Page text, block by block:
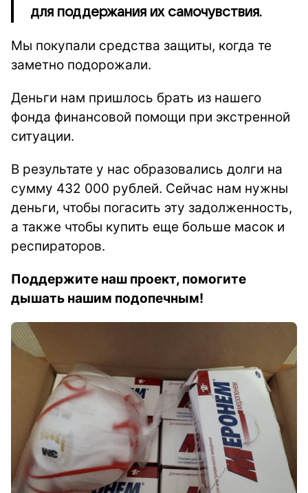
для поддержания их самочувствия.
Мы покупали средства защиты, когда те
заметно подорожали.
Деньги нам пришлось брать из нашего
фонда финансовой помощи при экстренной
ситуации.
В результате у нас образовались долги на
сумму 432 000 рублей. Сейчас нам нужны
деньги, чтобы погасить эту задолженность,
а также чтобы купить еще больше масок и
респираторов.
Поддержите наш проект, помогите
дышать нашим подопечным!